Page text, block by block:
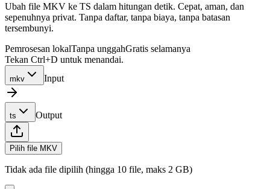
Ubah file MKV ke TS dalam hitungan detik. Cepat, aman, dan
sepenuhnya privat. Tanpa daftar, tanpa biaya, tanpa batasan
tersembunyi.
Pemrosesan lokalTanpa unggahGratis selamanya
Tekan Ctrl+D untuk menandai.
mkv Input
ts Output
Pilih file MKV
Tidak ada file dipilih (hingga 10 file, maks 2 GB)